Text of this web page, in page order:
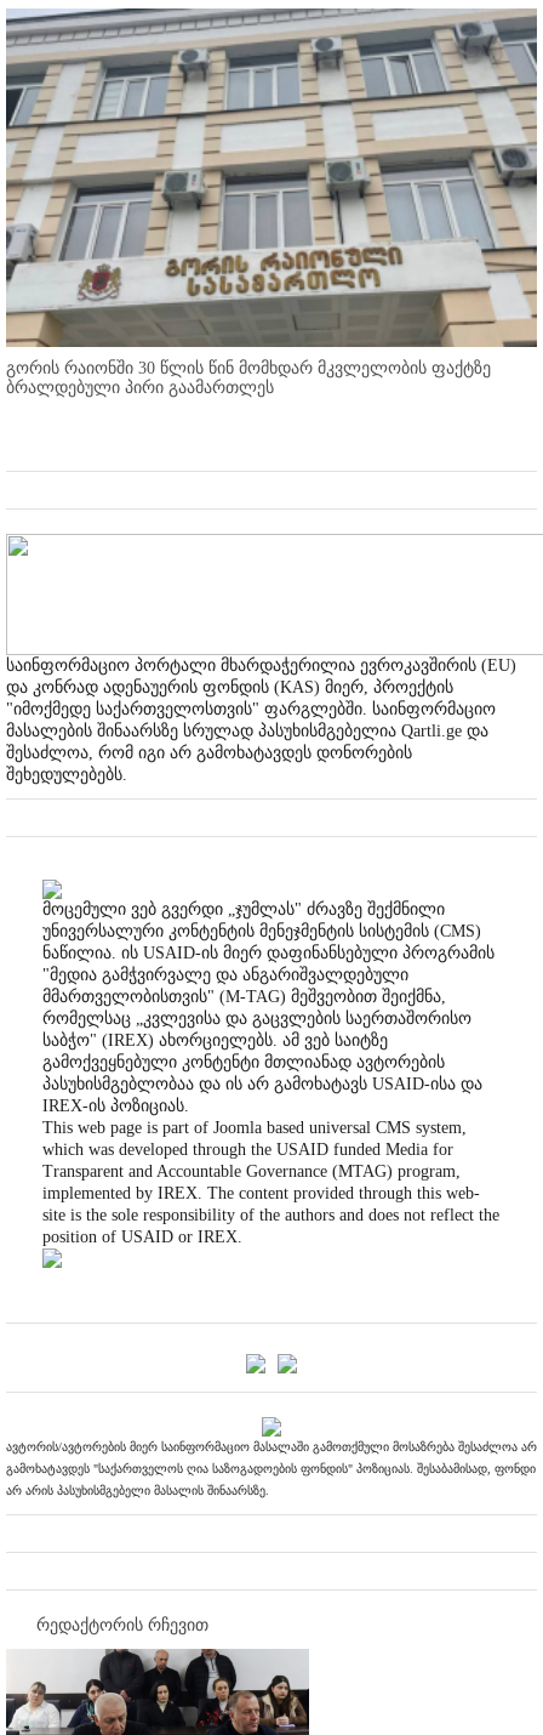
გორის რაიონში 30 წლის წინ მომხდარ მკვლელობის ფაქტზე
ბრალდებული პირი გაამართლეს
საინფორმაციო პორტალი მხარდაჭერილია ევროკავშირის (EU)
და კონრად ადენაუერის ფონდის (KAS) მიერ, პროექტის
"იმოქმედე საქართველოსთვის" ფარგლებში. საინფორმაციო
მასალების შინაარსზე სრულად პასუხისმგებელია Qartli.ge და
შესაძლოა, რომ იგი არ გამოხატავდეს დონორების
შეხედულებებს.
მოცემული ვებ გვერდი „ჯუმლას" ძრავზე შექმნილი
უნივერსალური კონტენტის მენეჯმენტის სისტემის (CMS)
ნაწილია. ის USAID-ის მიერ დაფინანსებული პროგრამის
"მედია გამჭვირვალე და ანგარიშვალდებული
მმართველობისთვის" (M-TAG) მეშვეობით შეიქმნა,
რომელსაც „კვლევისა და გაცვლების საერთაშორისო
საბჭო" (IREX) ახორციელებს. ამ ვებ საიტზე
გამოქვეყნებული კონტენტი მთლიანად ავტორების
პასუხისმგებლობაა და ის არ გამოხატავს USAID-ისა და
IREX-ის პოზიციას.
This web page is part of Joomla based universal CMS system,
which was developed through the USAID funded Media for
Transparent and Accountable Governance (MTAG) program,
implemented by IREX. The content provided through this web-
site is the sole responsibility of the authors and does not reflect the
position of USAID or IREX.
ავტორის/ავტორების მიერ საინფორმაციო მასალაში გამოთქმული მოსაზრება შესაძლოა არ
გამოხატავდეს "საქართველოს ღია საზოგადოების ფონდის" პოზიციას. შესაბამისად, ფონდი
არ არის პასუხისმგებელი მასალის შინაარსზე.
რედაქტორის რჩევით